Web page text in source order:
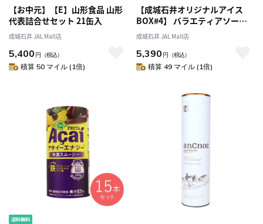
【お中元】【E】山形食品 山形
代表詰合せセット 21缶入
成城石井 JAL Mall店
5,400 円 （税込）
積算 50 マイル (1倍)
【成城石井オリジナルアイス
BOX#4】 バラエティアソート
10種12個セット プレゼント ギ
フト スイーツ 贈答用 人気 詰め
合わせ マストバイ
成城石井 JAL Mall店
5,390 円 （税込）
積算 49 マイル (1倍)